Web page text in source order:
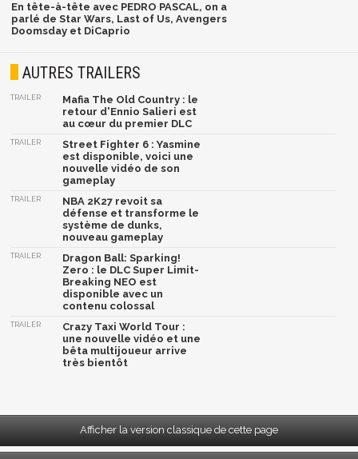
En tête-à-tête avec PEDRO PASCAL, on a
parlé de Star Wars, Last of Us, Avengers
Doomsday et DiCaprio
AUTRES TRAILERS
TRAILER
Mafia The Old Country : le
retour d'Ennio Salieri est
au cœur du premier DLC
TRAILER
Street Fighter 6 : Yasmine
est disponible, voici une
nouvelle vidéo de son
gameplay
TRAILER
NBA 2K27 revoit sa
défense et transforme le
système de dunks,
nouveau gameplay
TRAILER
Dragon Ball: Sparking!
Zero : le DLC Super Limit-
Breaking NEO est
disponible avec un
contenu colossal
TRAILER
Crazy Taxi World Tour :
une nouvelle vidéo et une
bêta multijoueur arrive
très bientôt
Afficher la version classique de cette page